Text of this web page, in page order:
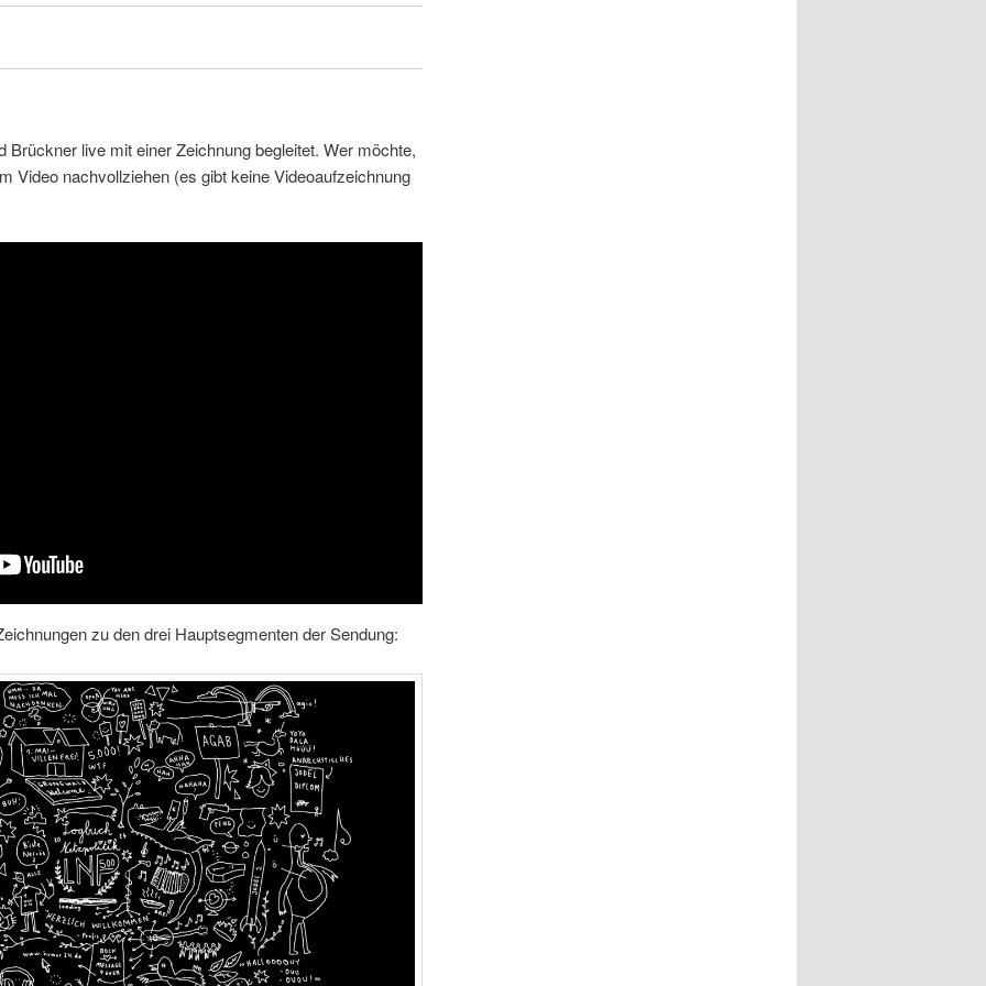
Brückner live mit einer Zeichnung begleitet. Wer möchte,
Video nachvollziehen (es gibt keine Videoaufzeichnung
zu den drei Hauptsegmenten der Sendung: